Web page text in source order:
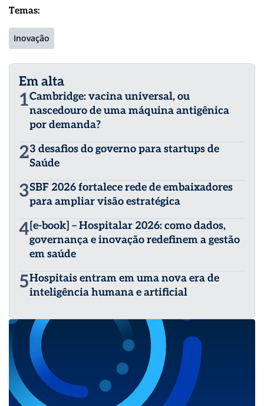
Temas:
Inovação
Em alta
1Cambridge: vacina universal, ou
nascedouro de uma máquina antigênica
por demanda?
23 desafios do governo para startups de
Saúde
3SBF 2026 fortalece rede de embaixadores
para ampliar visão estratégica
4[e-book] – Hospitalar 2026: como dados,
governança e inovação redefinem a gestão
em saúde
5Hospitais entram em uma nova era de
inteligência humana e artificial